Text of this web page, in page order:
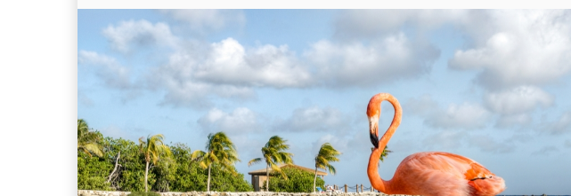
Villaggio per famiglie in
Vacanze in